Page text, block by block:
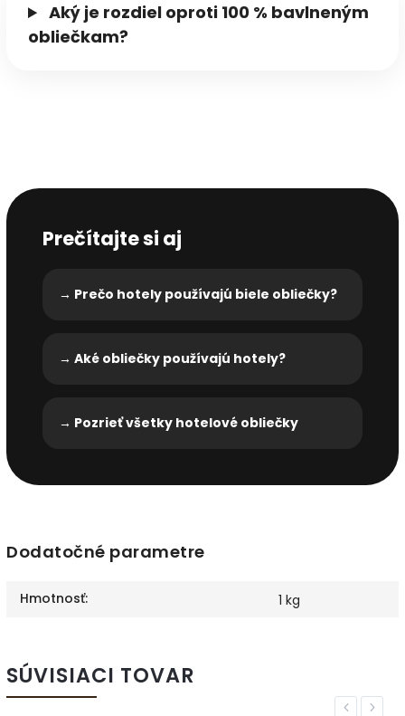
Aký je rozdiel oproti 100 % bavlneným
obliečkam?
Prečítajte si aj
→ Prečo hotely používajú biele obliečky?
→ Aké obliečky používajú hotely?
→ Pozrieť všetky hotelové obliečky
Dodatočné parametre
Hmotnosť: 1 kg
SÚVISIACI TOVAR
Previous
Next